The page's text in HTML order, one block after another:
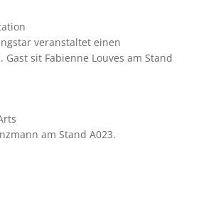
veranstaltet einen
Gast sit Fabienne Louves am Stand
am Stand A023.